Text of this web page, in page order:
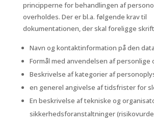
principperne for behandlingen af
overholdes. Der er bl.a. følgende krav til
dokumentationen, der skal foreligge
Navn og kontaktinformation på den
Formål med anvendelsen af personlige
Beskrivelse af kategorier af
en generel angivelse af tidsfrister for
En beskrivelse af tekniske og
sikkerhedsforanstaltninger